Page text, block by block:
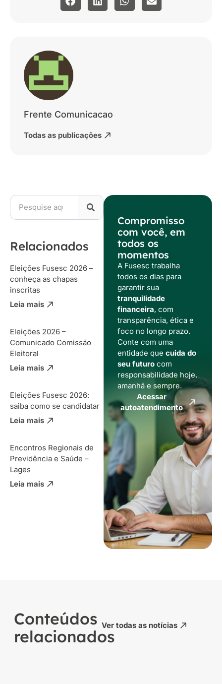
Frente Comunicacao
Todas as publicações
Relacionados
Eleições Fusesc 2026 –
conheça as chapas
inscritas
Leia mais
Eleições 2026 –
Comunicado Comissão
Eleitoral
Leia mais
Eleições Fusesc 2026:
saiba como se candidatar
Leia mais
Encontros Regionais de
Previdência e Saúde –
Lages
Leia mais
Compromisso
com você, em
todos os
momentos
A Fusesc trabalha
todos os dias para
garantir sua
tranquilidade
financeira, com
transparência, ética e
foco no longo prazo.
Conte com uma
entidade que cuida do
seu futurocom
responsabilidade hoje,
amanhã e sempre.
Acessar
autoatendimento
Conteúdos
relacionados
Ver todas as notícias